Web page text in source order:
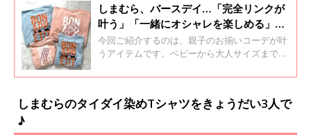
しまむら、バースデイ…「完全リンクが
叶う」「一緒にオシャレを楽しめる」元
子ども服販売員ライターおすすめ★親子
お揃いアイテム5選
今回ご紹介するのは、親子のお揃いコーデが叶
うアイテムです。ベビーから大人サイズまで展
きるアイテムなどを集めました！どれもオシャ
ども服販売員ライターが着こなしポイントもお
いね！
しまむらのタイダイ染めTシャツをきょうだい3人で
♪